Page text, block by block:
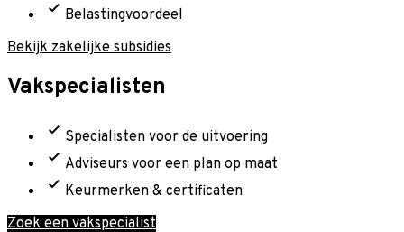
Belastingvoordeel
Bekijk zakelijke subsidies
Vakspecialisten
Specialisten voor de uitvoering
Adviseurs voor een plan op maat
Keurmerken & certificaten
Zoek een vakspecialist